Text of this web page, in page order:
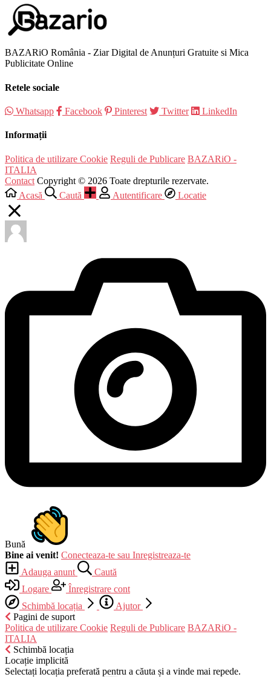
BAZARiO România - Ziar Digital de Anunțuri Gratuite si Mica
Publicitate Online
Retele sociale
Whatsapp Facebook Pinterest Twitter LinkedIn
Informații
Politica de utilizare Cookie Reguli de Publicare BAZARiO -
ITALIA
Contact Copyright © 2026 Toate drepturile rezervate.
Acasă
Caută Autentificare Locatie
Bună
Bine ai venit! Conecteaza-te sau Inregistreaza-te
Adauga anunt
Caută
Logare
Înregistrare cont
Schimbă locația
Ajutor
Pagini de suport
Politica de utilizare Cookie Reguli de Publicare BAZARiO -
ITALIA
Schimbă locația
Locație implicită
Selectați locația preferată pentru a căuta și a vinde mai repede.